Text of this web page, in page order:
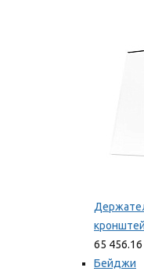
65 456.16
Бейджи